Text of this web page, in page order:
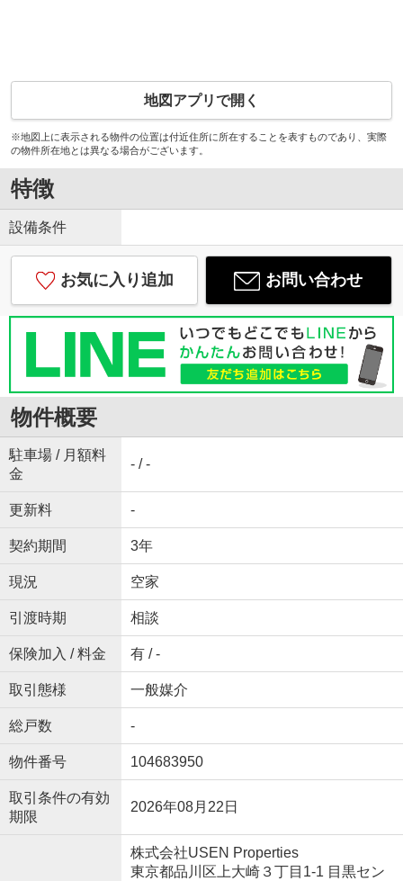
地図アプリで開く
※地図上に表示される物件の位置は付近住所に所在することを表すものであり、実際
の物件所在地とは異なる場合がございます。
特徴
設備条件
お気に入り追加 お問い合わせ
物件概要
駐車場 / 月額料
金
- / -
更新料 -
契約期間 3年
現況 空家
引渡時期 相談
保険加入 / 料金 有 / -
取引態様 一般媒介
総戸数 -
物件番号 104683950
取引条件の有効
期限
2026年08月22日
株式会社USEN Properties
東京都品川区上大崎３丁目1-1 目黒セン